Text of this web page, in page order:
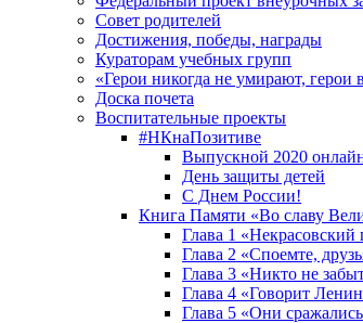
Совет родителей
Достижения, победы, награды
Кураторам учебных групп
«Герои никогда не умирают,
Доска почета
Воспитательные проекты
#НКнаПозитиве
Выпускной 2020
День защиты детей
С Днем России!
Книга Памяти «Во славу
Глава 1 «Некрасовский
Глава 2 «Споемте,
Глава 3 «Никто не
Глава 4 «Говорит
Глава 5 «Они